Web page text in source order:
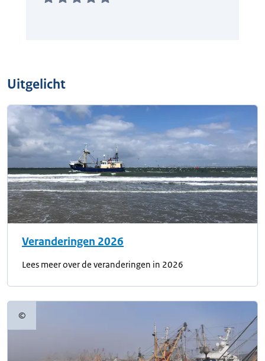
Uitgelicht
Veranderingen 2026
Lees meer over de veranderingen in 2026
©Copyrightinformatie